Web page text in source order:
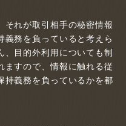
それが取引相手の秘密情報
義務を負っていると考えら
、目的外利用についても制
ますので、情報に触れる従
持義務を負っているかを都